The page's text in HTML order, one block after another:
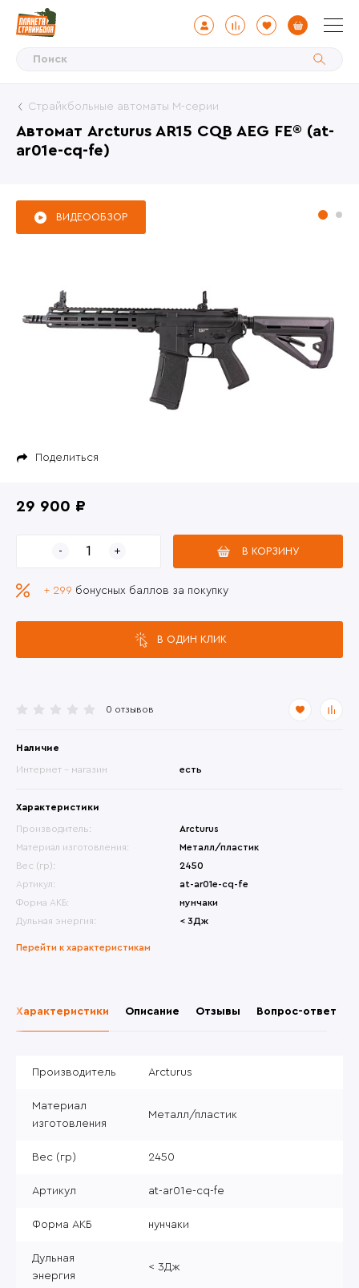
Автомат Arcturus AR15 CQB AEG FE® (at-
ar01e-cq-fe)
Страйкбольные автоматы М-серии
Поделиться
ВИДЕООБЗОР
0 отзывов
Наличие
Интернет - магазин есть
Характеристики
Производитель:
Arcturus
Материал изготовления:
Металл/пластик
Вес (гр):
2450
Артикул:
at-ar01e-cq-fe
Форма АКБ:
нунчаки
Дульная энергия:
< 3Дж
Перейти к характеристикам
29 900 ₽
В КОРЗИНУ
+ 299 бонусных баллов за покупку
В ОДИН КЛИК
Характеристики Описание Отзывы Вопрос-ответ
Производитель Arcturus
Материал
изготовления
Металл/пластик
Вес (гр) 2450
Артикул at-ar01e-cq-fe
Форма АКБ нунчаки
Дульная
энергия
< 3Дж